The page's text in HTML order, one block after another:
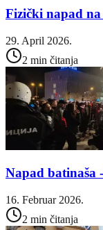
Fizički napad
29. April 2026.
2 min čitanja
Napad batinaša
16. Februar 2026.
2 min čitanja